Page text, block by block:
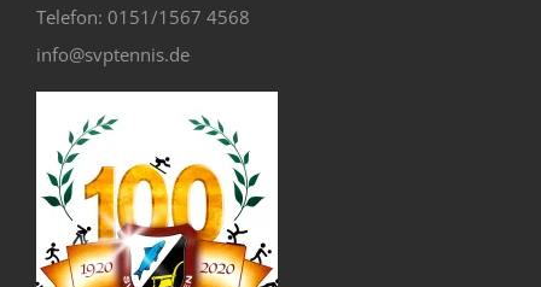
Telefon: 0151/1567 4568
info@svptennis.de